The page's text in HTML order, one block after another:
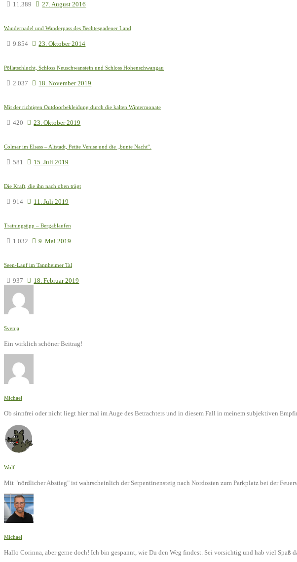
11.389 27. August 2016
Wandernadel und Wanderpass des Bechtesgadener Land
9.854 23. Oktober 2014
Pöllatschlucht, Schloss Neuschwanstein und Schloss Hohenschwangau
2.037 18. November 2019
Mit der richtigen Outdoorbekleidung durch die kalten Wintermonate
420 23. Oktober 2019
Colmar im Elsass – Altstadt, Petite Venise und die „bunte Nacht“.
581 15. Juli 2019
Die Kraft, die ihn nach oben trägt
914 11. Juli 2019
Trainingstipp – Bergablaufen
1.032 9. Mai 2019
Seen-Lauf im Tannheimer Tal
937 18. Februar 2019
Svenja
Ein wirklich schöner Beitrag!
Michael
Ob sinnfrei oder nicht liegt hier mal im Auge des Betrachters und in diesem Fall in meinem subjektiven
Wolf
Mit "nördlicher Abstieg" ist wahrscheinlich der Serpentinensteig nach Nordosten zum Parkplatz bei der
Michael
Hallo Corinna, aber gerne doch! Ich bin gespannt, wie Du den Weg findest. Sei vorsichtig und hab viel